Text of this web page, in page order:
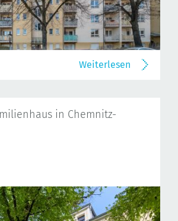
Weiterlesen
in Chemnitz-